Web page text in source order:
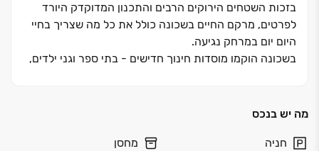
בזכות השטחים הירוקים הרבים והתכנון המדוקדק היורד
לפרטים, מרקם החיים בשכונה כולל את כל מה שצריך בחיי
היום יום במרחק נגיעה.
בשכונה הוקמו מוסדות חינוך חדישים - בתי ספר וגני ילדים,
היוצרים חווית מגורים המשלבת חיי משפחה וקהילה.
נוחה לכבישים ראשיים ולתחבורה ציבורית, כולל שתי תחנות
מה יש בנכס
חניה מחסן